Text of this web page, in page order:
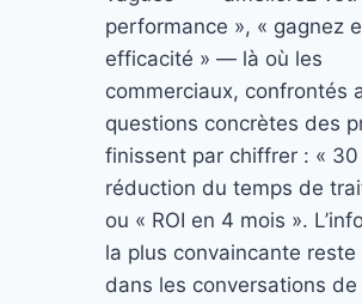
performance », « gagnez
efficacité » — là où les
commerciaux, confrontés
questions concrètes des
finissent par chiffrer : « 30
réduction du temps de
ou « ROI en 4 mois ».
la plus convaincante reste
dans les conversations de